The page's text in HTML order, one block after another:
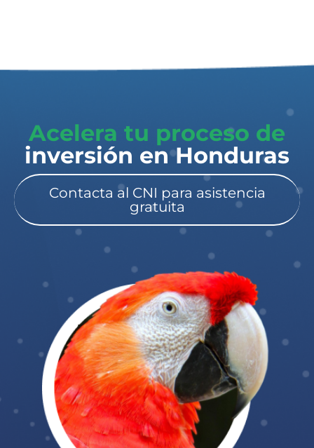
Acelera tu proceso de
inversión en Honduras​
Contacta al CNI para asistencia
gratuita